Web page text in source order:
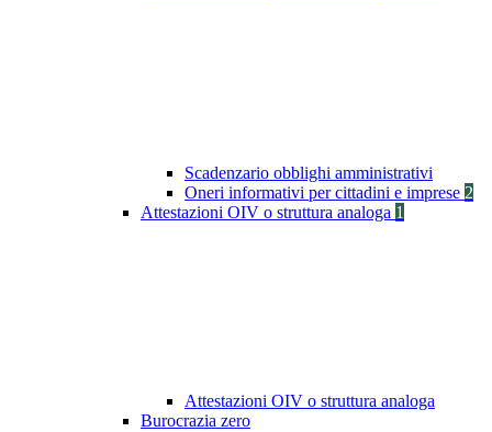
Scadenzario obblighi amministrativi
Oneri informativi per cittadini e imprese 2
Attestazioni OIV o struttura analoga 1
Attestazioni OIV o struttura analoga
Burocrazia zero